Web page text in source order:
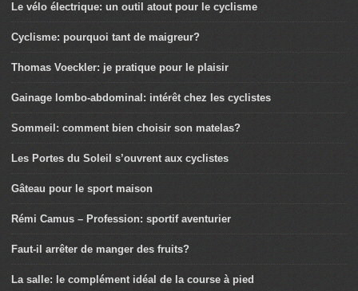
Le vélo électrique: un outil atout pour le cyclisme
Cyclisme: pourquoi tant de maigreur?
Thomas Voeckler: je pratique pour le plaisir
Gainage lombo-abdominal: intérêt chez les cyclistes
Sommeil: comment bien choisir son matelas?
Les Portes du Soleil s’ouvrent aux cyclistes
Gâteau pour le sport maison
Rémi Camus – Profession: sportif aventurier
Faut-il arrêter de manger des fruits?
La salle: le complément idéal de la course à pied